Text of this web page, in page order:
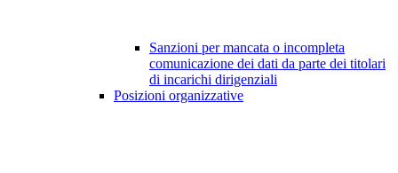
Sanzioni per mancata o incompleta
comunicazione dei dati da parte dei titolari
di incarichi dirigenziali
Posizioni organizzative